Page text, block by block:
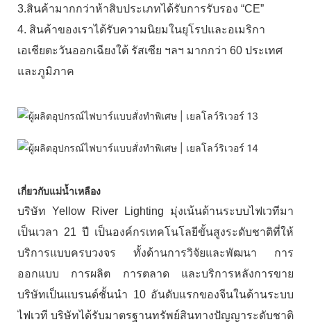
3.สินค้ามากกว่าห้าสิบประเภทได้รับการรับรอง “CE”
4. สินค้าของเราได้รับความนิยมในยุโรปและอเมริกา
เอเชียตะวันออกเฉียงใต้ รัสเซีย ฯลฯ มากกว่า 60 ประเทศ
และภูมิภาค
เกี่ยวกับแม่น้ำเหลือง
บริษัท Yellow River Lighting มุ่งเน้นด้านระบบไฟเวทีมา
เป็นเวลา 21 ปี เป็นองค์กรเทคโนโลยีขั้นสูงระดับชาติที่ให้
บริการแบบครบวงจร ทั้งด้านการวิจัยและพัฒนา การ
ออกแบบ การผลิต การตลาด และบริการหลังการขาย
บริษัทเป็นแบรนด์ชั้นนำ 10 อันดับแรกของจีนในด้านระบบ
ไฟเวที บริษัทได้รับมาตรฐานทรัพย์สินทางปัญญาระดับชาติ